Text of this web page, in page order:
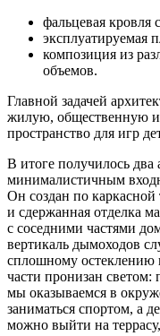
фальцевая
эксплуатируемая
композиция из
объемов.
Главной задачей
жилую, общественную
пространство для игр
В итоге получилось
минималистичным
Он создан по
и сдержанная отделка
с соседними частями
вертикаль дымоходов
сплошному остеклению
части пронизан
мы оказываемся в
заниматься спортом, а
можно выйти на